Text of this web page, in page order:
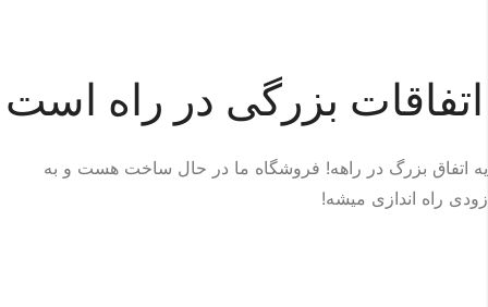
اتفاقات بزرگی در راه است
یه اتفاق بزرگ در راهه! فروشگاه ما در حال ساخت هست و به
زودی راه اندازی میشه!